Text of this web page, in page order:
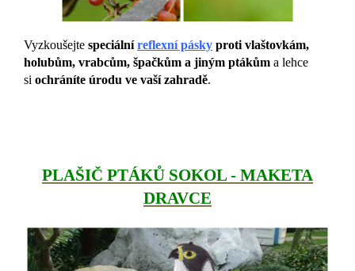
Vyzkoušejte speciální reflexní pásky proti vlaštovkám,
holubům, vrabcům, špačkům a jiným ptákům a lehce
si ochráníte úrodu ve vaší zahradě.
PLAŠIČ PTÁKŮ SOKOL - MAKETA
DRAVCE